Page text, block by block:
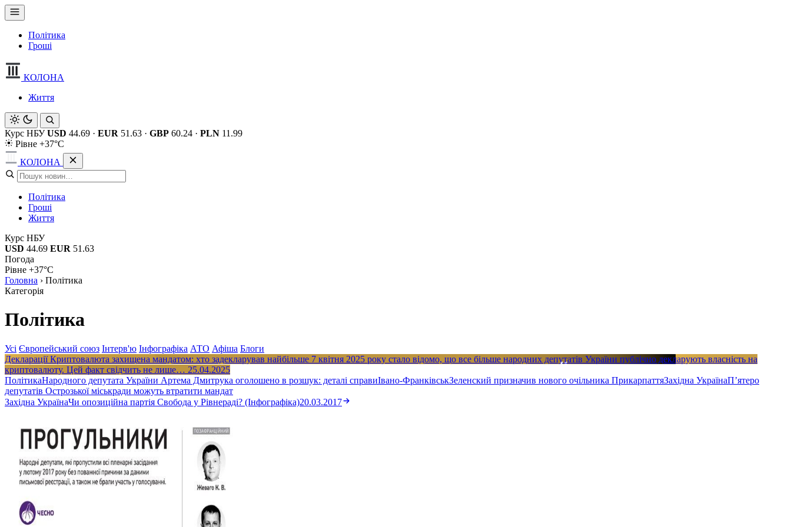
Політика
Гроші
КОЛОНА
Життя
Курс НБУ USD 44.69 · EUR 51.63 · GBP 60.24 · PLN 11.99
Рівне +37°C
КОЛОНА
Політика
Гроші
Життя
Курс НБУ
USD 44.69 EUR 51.63
Погода
Рівне +37°C
Головна › Політика
Категорія
Політика
Усі Європейський союз Інтерв'ю Інфографіка АТО Афіша Блоги
Декларації Криптовалюта захищена мандатом: хто задекларував найбільше 7 квітня 2025 року стало відомо, що все більше народних депутатів України публічно декларують власність на
криптовалюту. Цей факт свідчить не лише… 25.04.2025
ПолітикаНародного депутата України Артема Дмитрука оголошено в розшук: деталі справиІвано-ФранківськЗеленский призначив нового очільника ПрикарпаттяЗахідна УкраїнаП’ятеро
депутатів Острозької міськради можуть втратити мандат
Західна УкраїнаЧи опозиційна партія Свобода у Рівнераді? (Інфографіка)20.03.2017